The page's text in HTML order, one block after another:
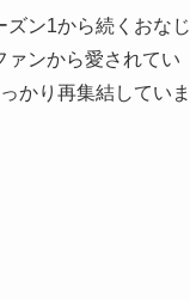
ズン1から続くおなじ
ァンから愛されてい
かり再集結していま